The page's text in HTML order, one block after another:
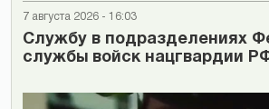
7 августа 2026 - 16:03
Cлужбу в подразделениях
службы войск нацгвардии